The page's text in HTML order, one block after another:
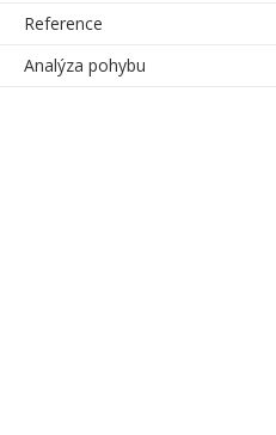
Reference
Analýza pohybu